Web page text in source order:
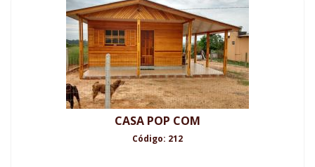
CASA POP COM
Código: 212